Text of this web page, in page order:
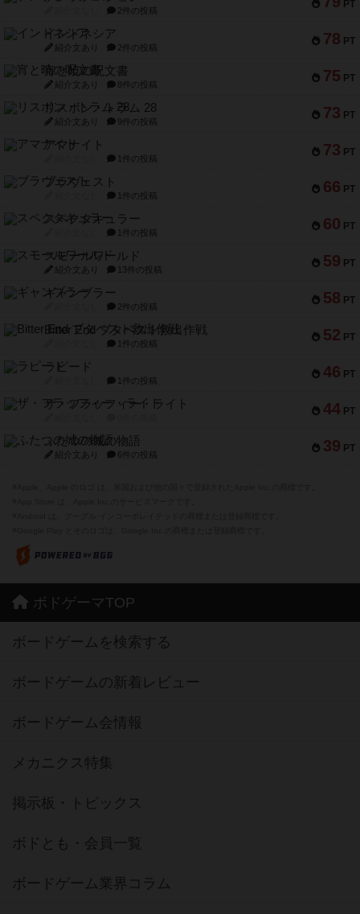
PT
2件の投稿
78 PT
インドネシア
紹介文あり 2件の投稿
75 PT
宵と暁の呪文書
紹介文あり 8件の投稿
73 PT
リスボン・トラム 28
紹介文あり 9件の投稿
73 PT
アマナイト
1件の投稿
66 PT
ブラヴェスト
1件の投稿
60 PT
スペクタキュラー
1件の投稿
59 PT
スモールワールド
紹介文あり 13件の投稿
58 PT
ギャンブラー
2件の投稿
52 PT
Bitter End ブタペスト救出作戦
1件の投稿
46 PT
ラピード
1件の投稿
44 PT
ザ・フラッフィー・ライト
39 PT
ふたつの城の物語
紹介文あり 6件の投稿
ボドゲーマTOP
ボードゲームを検索する
ボードゲームの新着レビュー
ボードゲーム会情報
メカニクス特集
掲示板・トピックス
ボドとも・会員一覧
ボードゲーム業界コラム